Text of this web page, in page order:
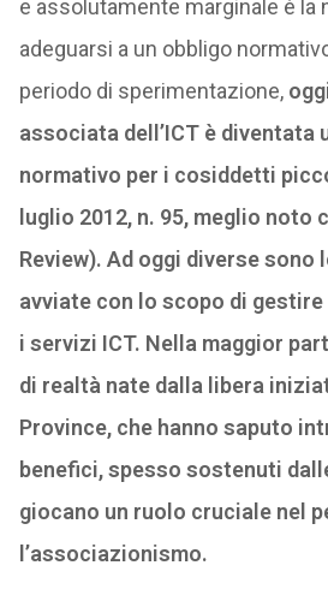
e assolutamente marginale è la
adeguarsi a un obbligo
periodo di sperimentazione,
associata dell’ICT è diventata
normativo per i cosiddetti
luglio 2012, n. 95, meglio noto
Review). Ad oggi diverse sono
avviate con lo scopo di
i servizi ICT. Nella maggior
di realtà nate dalla libera
Province, che hanno saputo
benefici, spesso sostenuti
giocano un ruolo cruciale nel
l’associazionismo.